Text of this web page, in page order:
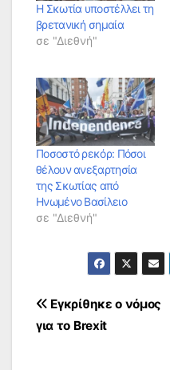
H Σκωτία υποστέλλει τη
βρετανική σημαία
σε "Διεθνή"
Ποσοστό ρεκόρ: Πόσοι
θέλουν ανεξαρτησία
της Σκωτίας από
Ηνωμένο Βασίλειο
σε "Διεθνή"
Πλοήγηση
άρθρων
Εγκρίθηκε ο νόμος
για το Brexit